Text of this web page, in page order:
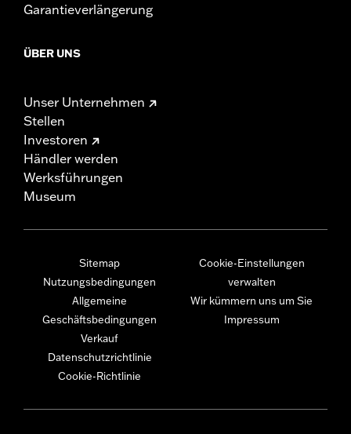
Garantieverlängerung
ÜBER UNS
Unser Unternehmen
Stellen
Investoren
Händler werden
Werksführungen
Museum
Sitemap
Nutzungsbedingungen
Allgemeine
Geschäftsbedingungen
Verkauf
Datenschutzrichtlinie
Cookie-Richtlinie
Cookie-Einstellungen
verwalten
Wir kümmern uns um Sie
Impressum